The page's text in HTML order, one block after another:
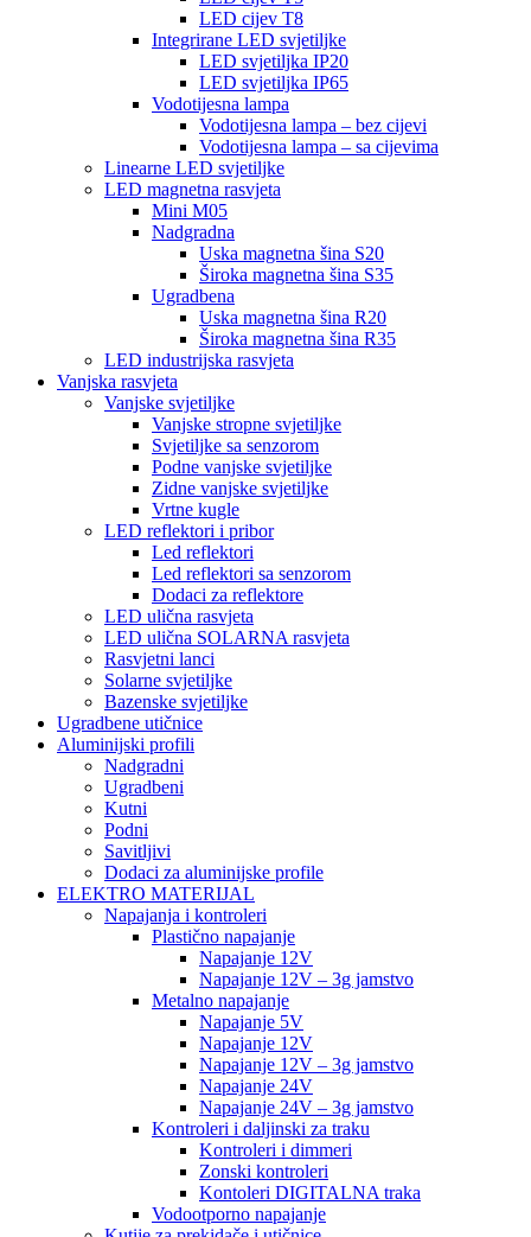
LED cijev T8
Integrirane LED svjetiljke
LED svjetiljka IP20
LED svjetiljka IP65
Vodotijesna lampa
Vodotijesna lampa – bez cijevi
Vodotijesna lampa – sa cijevima
Linearne LED svjetiljke
LED magnetna rasvjeta
Mini M05
Nadgradna
Uska magnetna šina S20
Široka magnetna šina S35
Ugradbena
Uska magnetna šina R20
Široka magnetna šina R35
LED industrijska rasvjeta
Vanjska rasvjeta
Vanjske svjetiljke
Vanjske stropne svjetiljke
Svjetiljke sa senzorom
Podne vanjske svjetiljke
Zidne vanjske svjetiljke
Vrtne kugle
LED reflektori i pribor
Led reflektori
Led reflektori sa senzorom
Dodaci za reflektore
LED ulična rasvjeta
LED ulična SOLARNA rasvjeta
Rasvjetni lanci
Solarne svjetiljke
Bazenske svjetiljke
Ugradbene utičnice
Aluminijski profili
Nadgradni
Ugradbeni
Kutni
Podni
Savitljivi
Dodaci za aluminijske profile
ELEKTRO MATERIJAL
Napajanja i kontroleri
Plastično napajanje
Napajanje 12V
Napajanje 12V – 3g jamstvo
Metalno napajanje
Napajanje 5V
Napajanje 12V
Napajanje 12V – 3g jamstvo
Napajanje 24V
Napajanje 24V – 3g jamstvo
Kontroleri i daljinski za traku
Kontroleri i dimmeri
Zonski kontroleri
Kontoleri DIGITALNA traka
Vodootporno napajanje